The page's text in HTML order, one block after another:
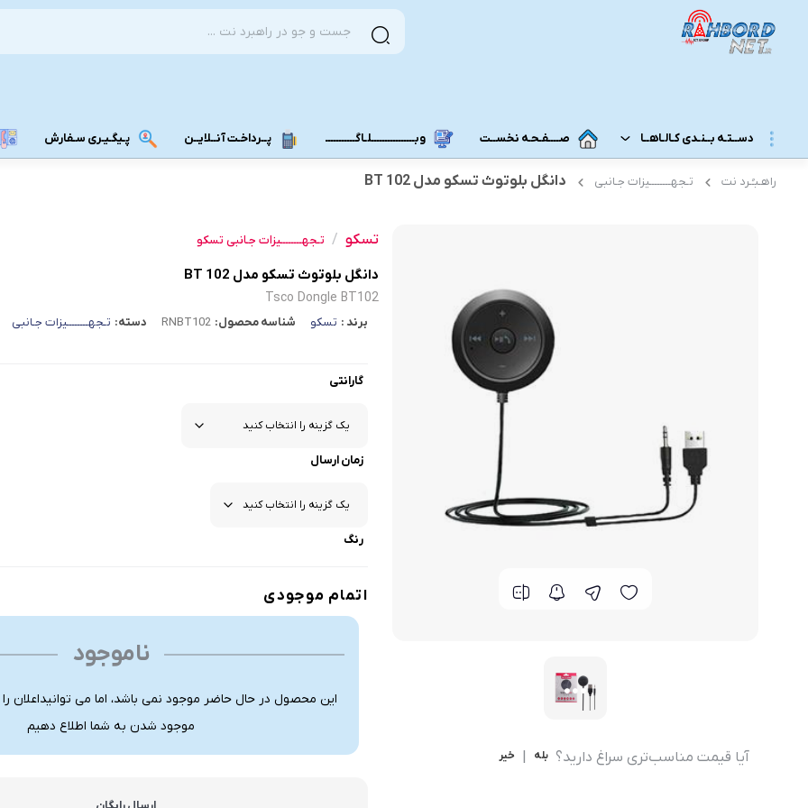
دســتـه بــنـدی کـالـاهــا
مــودم 3G/4G/5G/TD-LTE مــودم رومـــیـزی
مودم 3G رومیزی
مـــودم هـــــمـراه
مودم 5G همراه
مودم 4G همراه
مودم 3G همراه
مـــــــــــودم USB
تــــــــجـــهــــیـزات جــــــانـبـی
انــــــــــــدرویــد بـــــــــاکــــس
صــــفـحـه نخســت وبــــــــــــــــلـاگـــــــــــ پــرداخـت آنــلایــن پـیگـیـری سـفارش
راهـبـُـرد نت تـجهــــــــیزات جـانبی دانگل بلوتوث تسکو مدل BT 102
آیا قیمت مناسب‌تری سراغ دارید؟ بله خیر
تسکو / تـجهــــــــیزات جـانبی تسکو
دانگل بلوتوث تسکو مدل BT 102
Tsco Dongle BT102
برند : تسکو شناسه محصول: RNBT102 دسته: تـجهــــــــیزات جـانبی
گارانتی
زمان ارسال
رنگ
اتمام موجودی
ناموجود
این محصول در حال حاضر موجود نمی باشد، اما می توانیداعلان
موجود شدن به شما اطلاع دهیم